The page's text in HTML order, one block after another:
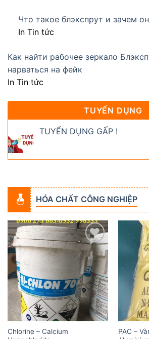
Что такое блэкспрут и зачем
In Tin tức
Как найти рабочее зеркало
нарваться на фейк
In Tin tức
TUYỂN DỤNG
TUYỂN DỤNG GẤP !
HÓA CHẤT CÔNG NGHIỆP
Add to
wishlist
Chlorine – Calcium
PAC –